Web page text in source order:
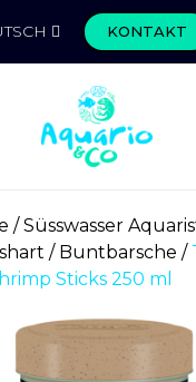
KONTAKT
Süsswasser
Buntbarsche
Sticks 250 ml